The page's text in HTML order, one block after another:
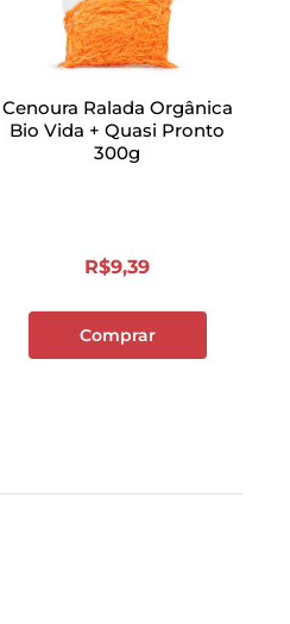
Cenoura Ralada Orgânica
Bio Vida + Quasi Pronto
300g
R$9,39
Comprar